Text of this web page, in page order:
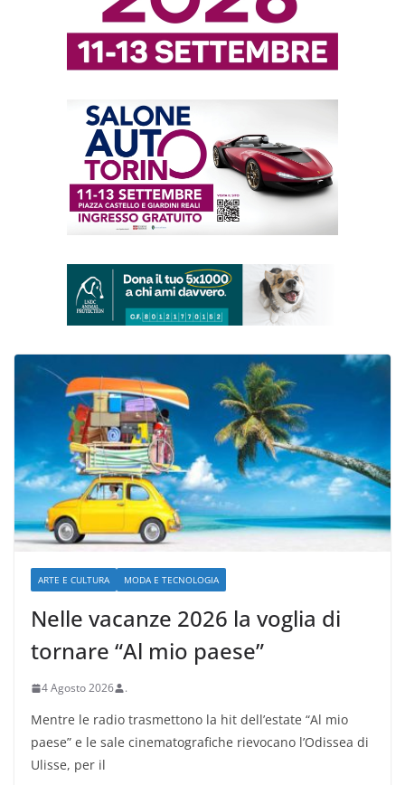
ARTE E CULTURA MODA E TECNOLOGIA
Nelle vacanze 2026 la voglia di
tornare “Al mio paese”
4 Agosto 2026 .
Mentre le radio trasmettono la hit dell’estate “Al mio
paese” e le sale cinematografiche rievocano l’Odissea di
Ulisse, per il